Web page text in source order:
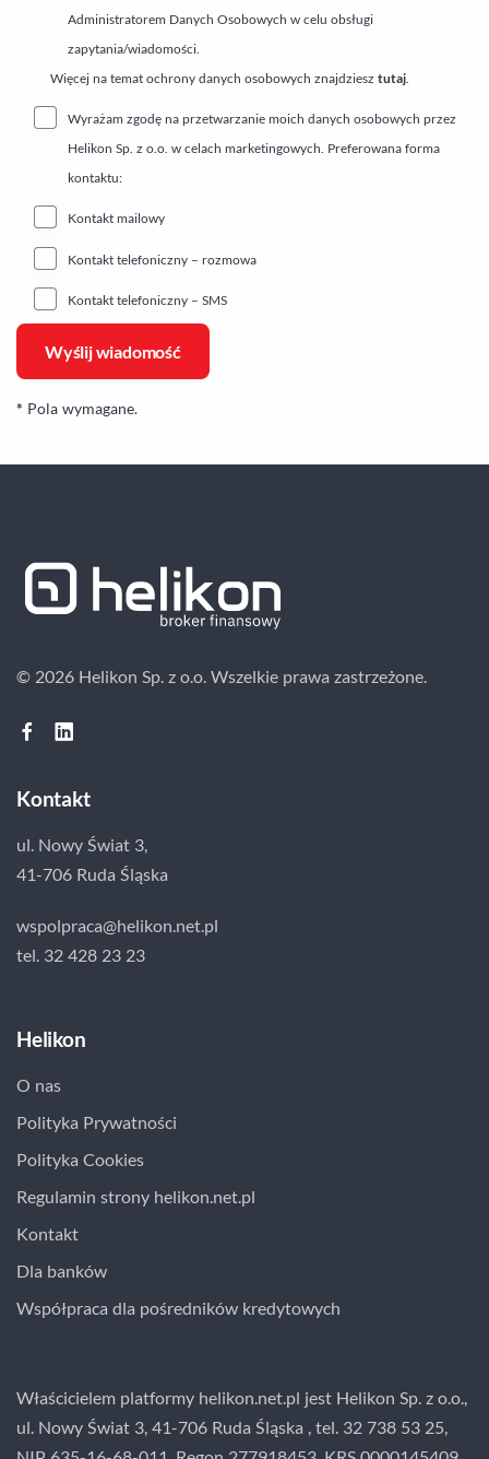
Administratorem Danych Osobowych w celu obsługi
zapytania/wiadomości.
Więcej na temat ochrony danych osobowych znajdziesz tutaj.
Wyrażam zgodę na przetwarzanie moich danych osobowych przez
Helikon Sp. z o.o. w celach marketingowych. Preferowana forma
kontaktu:
Kontakt mailowy
Kontakt telefoniczny – rozmowa
Kontakt telefoniczny – SMS
* Pola wymagane.
© 2026 Helikon Sp. z o.o. Wszelkie prawa zastrzeżone.
Kontakt
ul. Nowy Świat 3,
41-706 Ruda Śląska
wspolpraca@helikon.net.pl
tel. 32 428 23 23
Helikon
O nas
Polityka Prywatności
Polityka Cookies
Regulamin strony helikon.net.pl
Kontakt
Dla banków
Współpraca dla pośredników kredytowych
Właścicielem platformy helikon.net.pl jest Helikon Sp. z o.o.,
ul. Nowy Świat 3, 41-706 Ruda Śląska , tel. 32 738 53 25,